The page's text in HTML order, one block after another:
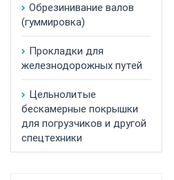
Обрезинивание валов
(гуммировка)
Прокладки для
железнодорожных путей
Цельнолитые
бескамерные покрышки
для погрузчиков и другой
спецтехники